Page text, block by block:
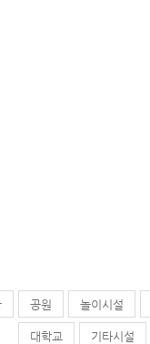
공원 놀이시설
대학교 기타시설